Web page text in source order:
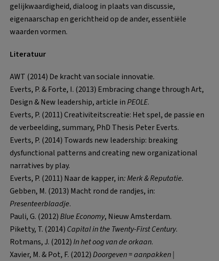
gelijkwaardigheid, dialoog in plaats van discussie,
eigenaarschap en gerichtheid op de ander, essentiële
waarden vormen.
Literatuur
AWT (2014) De kracht van sociale innovatie.
Everts, P. & Forte, I. (2013) Embracing change through Art,
Design & New leadership, article inPEOLE.
Everts, P. (2011) Creativiteitscreatie: Het spel, de passie en
de verbeelding, summary, PhD Thesis Peter Everts.
Everts, P. (2014) Towards new leadership: breaking
dysfunctional patterns and creating new organizational
narratives by play.
Everts, P. (2011) Naar de kapper, in: Merk & Reputatie.
Gebben, M. (2013) Macht rond de randjes, in:
Presenteerblaadje.
Pauli, G. (2012)Blue Economy, Nieuw Amsterdam.
Piketty, T. (2014) Capital in the Twenty-First Century.
Rotmans, J. (2012)In het oog van de orkaan.
Xavier, M. & Pot, F. (2012)Doorgeven = aanpakken |